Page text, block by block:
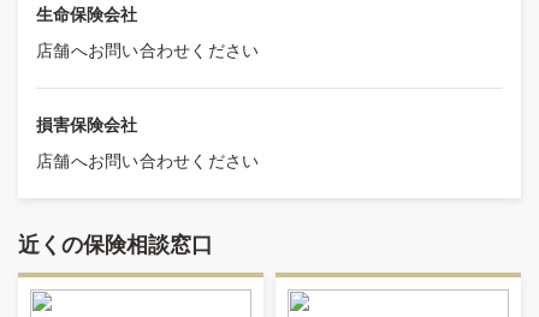
生命保険会社
店舗へお問い合わせください
損害保険会社
店舗へお問い合わせください
近くの保険相談窓口